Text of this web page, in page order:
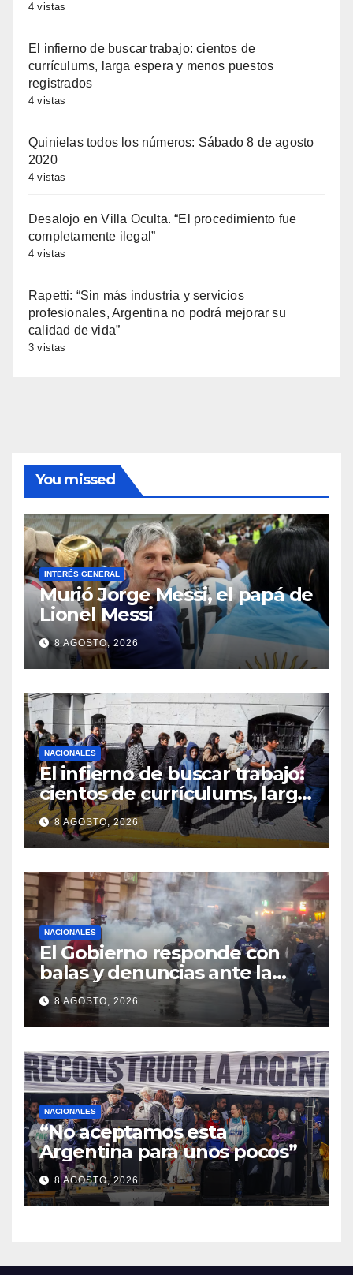
4 vistas
El infierno de buscar trabajo: cientos de
currículums, larga espera y menos puestos
registrados
4 vistas
Quinielas todos los números: Sábado 8 de agosto
2020
4 vistas
Desalojo en Villa Oculta. “El procedimiento fue
completamente ilegal”
4 vistas
Rapetti: “Sin más industria y servicios
profesionales, Argentina no podrá mejorar su
calidad de vida”
3 vistas
You missed
INTERÉS GENERAL
Murió Jorge Messi, el papá de
Lionel Messi
8 AGOSTO, 2026
NACIONALES
El infierno de buscar trabajo:
cientos de currículums, larga
espera y menos puestos
registrados
8 AGOSTO, 2026
NACIONALES
El Gobierno responde con
balas y denuncias ante la
protesta
8 AGOSTO, 2026
NACIONALES
“No aceptamos esta
Argentina para unos pocos”
8 AGOSTO, 2026